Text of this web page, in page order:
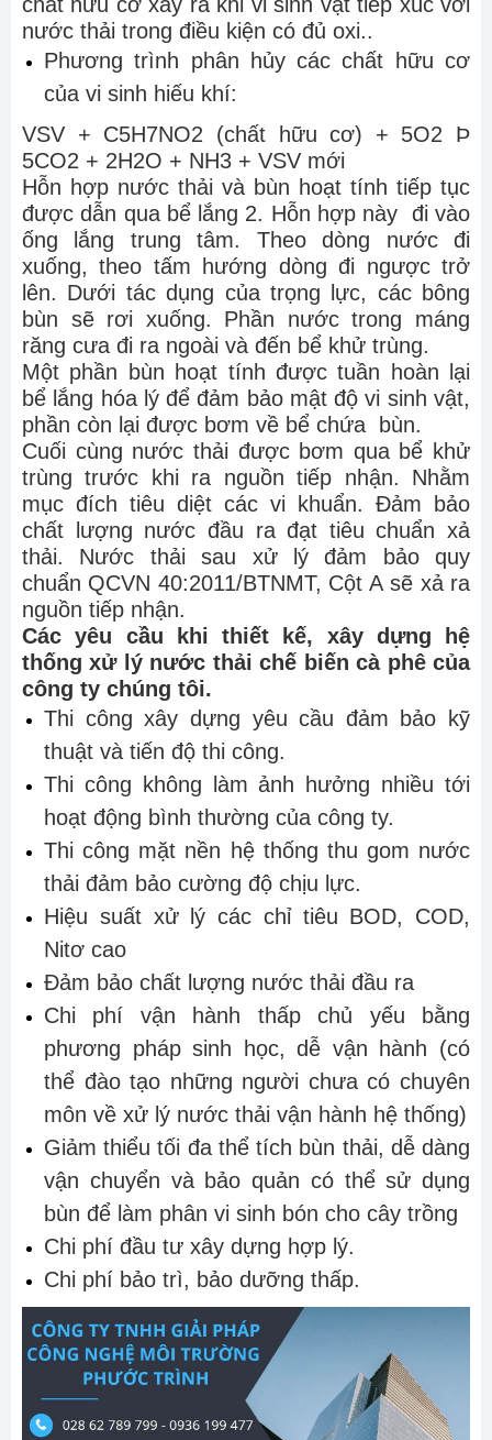
nước thải trong điều kiện có đủ oxi..
Phương trình phân hủy các chất hữu cơ
của vi sinh hiếu khí:
VSV + C5H7NO2 (chất hữu cơ) + 5O2 Þ
5CO2 + 2H2O + NH3 + VSV mới
Hỗn hợp nước thải và bùn hoạt tính tiếp tục
được dẫn qua bể lắng 2. Hỗn hợp này đi vào
ống lắng trung tâm. Theo dòng nước đi
xuống, theo tấm hướng dòng đi ngược trở
lên. Dưới tác dụng của trọng lực, các bông
bùn sẽ rơi xuống. Phần nước trong máng
răng cưa đi ra ngoài và đến bể khử trùng.
Một phần bùn hoạt tính được tuần hoàn lại
bể lắng hóa lý để đảm bảo mật độ vi sinh vật,
phần còn lại được bơm về bể chứa bùn.
Cuối cùng nước thải được bơm qua bể khử
trùng trước khi ra nguồn tiếp nhận. Nhằm
mục đích tiêu diệt các vi khuẩn. Đảm bảo
chất lượng nước đầu ra đạt tiêu chuẩn xả
thải. Nước thải sau xử lý đảm bảo quy
chuẩn QCVN 40:2011/BTNMT, Cột A sẽ xả ra
nguồn tiếp nhận.
Các yêu cầu khi thiết kế, xây dựng hệ
thống xử lý nước thải chế biến cà phê của
công ty chúng tôi.
Thi công xây dựng yêu cầu đảm bảo kỹ
thuật và tiến độ thi công.
Thi công không làm ảnh hưởng nhiều tới
hoạt động bình thường của công ty.
Thi công mặt nền hệ thống thu gom nước
thải đảm bảo cường độ chịu lực.
Hiệu suất xử lý các chỉ tiêu BOD, COD,
Nitơ cao
Đảm bảo chất lượng nước thải đầu ra
Chi phí vận hành thấp chủ yếu bằng
phương pháp sinh học, dễ vận hành (có
thể đào tạo những người chưa có chuyên
môn về xử lý nước thải vận hành hệ thống)
Giảm thiểu tối đa thể tích bùn thải, dễ dàng
vận chuyển và bảo quản có thể sử dụng
bùn để làm phân vi sinh bón cho cây trồng
Chi phí đầu tư xây dựng hợp lý.
Chi phí bảo trì, bảo dưỡng thấp.